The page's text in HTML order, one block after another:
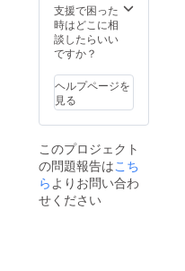
支援で困った
時はどこに相
談したらいい
ですか？
ヘルプページを
見る
このプロジェクト
の問題報告はこち
ら よりお問い合わ
せください